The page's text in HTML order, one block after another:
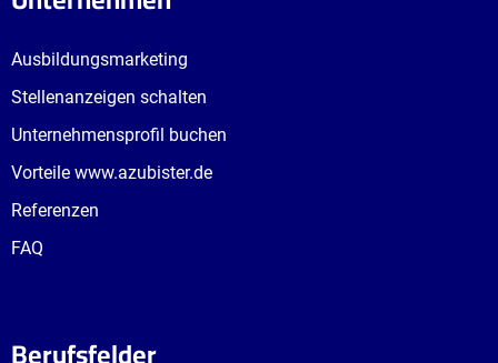
Ausbildungsmarketing
Stellenanzeigen schalten
Unternehmensprofil buchen
Vorteile www.azubister.de
Referenzen
FAQ